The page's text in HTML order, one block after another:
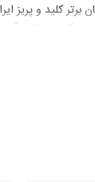
برتر کلید و
از کیفیت بالای آن